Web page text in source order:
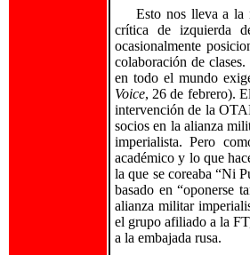
Esto nos lleva a
crítica de izquierda
ocasionalmente
colaboración de
en todo el mundo
Voice, 26 de febrero).
intervención de la
socios en la alianza
imperialista. Pero
académico y lo que
la que se coreaba “Ni
basado en “oponerse
alianza militar
el grupo afiliado a la
a la embajada rusa.